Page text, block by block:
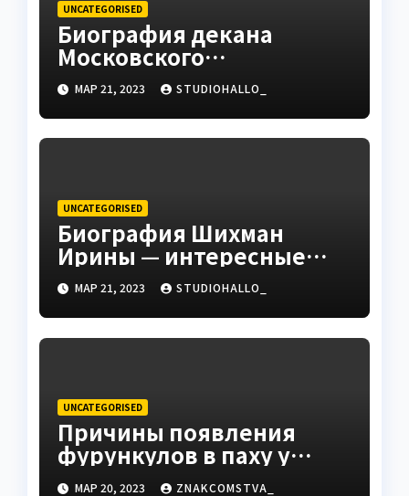
UNCATEGORISED
Биография декана
Московского
государственного
университета Андрея
Сидорова — от студента
до руководителя
МАР 21, 2023 STUDIOHALLO_
UNCATEGORISED
Биография Шихман
Ирины — интересные
факты, достижения и
путь к успеху
МАР 21, 2023 STUDIOHALLO_
UNCATEGORISED
Причины появления
фурункулов в паху у
мужчин
МАР 20, 2023 ZNAKCOMSTVA_